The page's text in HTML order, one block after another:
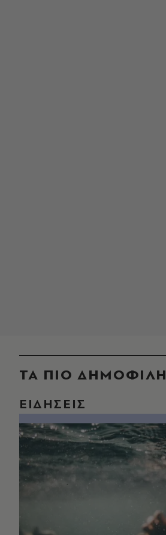
ΤΑ ΠΙΟ ΔΗΜΟΦΙΛΗ
ΕΙΔΗΣΕΙΣ